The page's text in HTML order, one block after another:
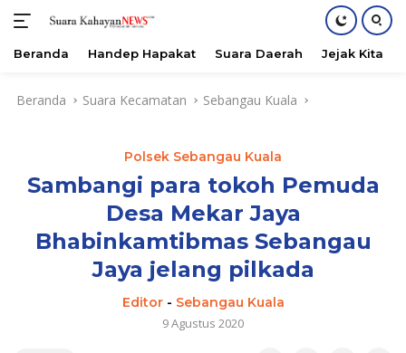
Beranda Handep Hapakat Suara Daerah Jejak Kita
Beranda Suara Kecamatan Sebangau Kuala
Polsek Sebangau Kuala
Sambangi para tokoh Pemuda
Desa Mekar Jaya
Bhabinkamtibmas Sebangau
Jaya jelang pilkada
Editor- Sebangau Kuala
9 Agustus 2020